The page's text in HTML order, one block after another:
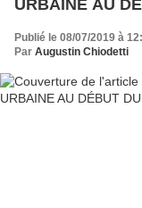
URBAINE AU
Publié le 08/07/2019 à
Par Augustin Chiodetti